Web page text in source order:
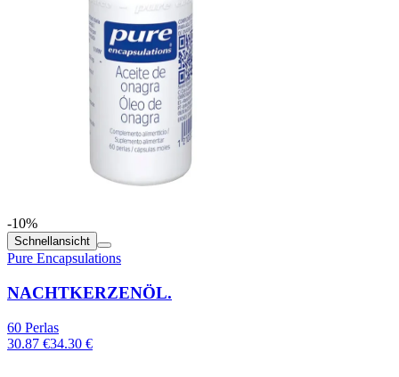
-10%
Schnellansicht
Pure Encapsulations
NACHTKERZENÖL.
60 Perlas
30.87 €34.30 €